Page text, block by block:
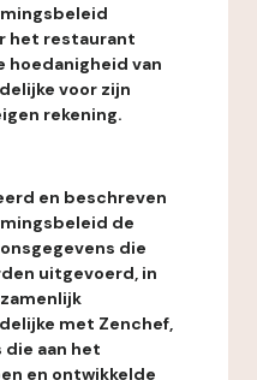
het restaurant
hoedanigheid van
voor zijn
rekening.
en beschreven
de
die
uitgevoerd, in
met Zenchef,
aan het
en ontwikkelde